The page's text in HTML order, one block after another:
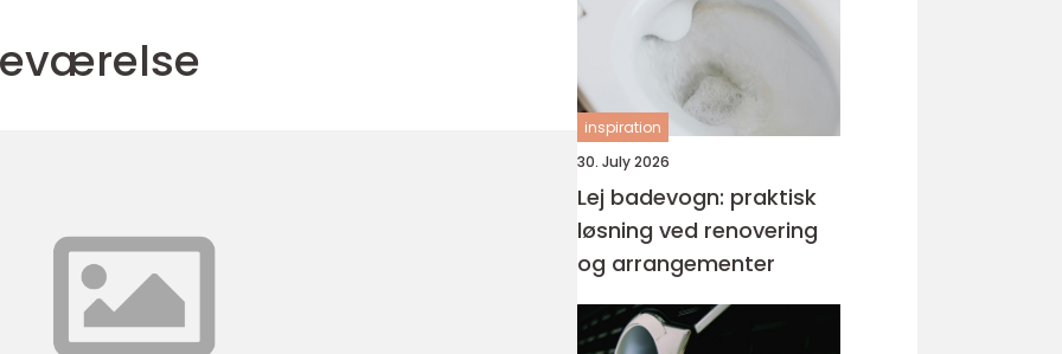
inspiration
30. July 2026
Lej badevogn: praktisk
løsning ved renovering
og arrangementer